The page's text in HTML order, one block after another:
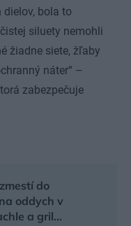
bola to
siluety nemohli
žiadne siete, žľaby
náter“ –
zabezpečuje
do
oddych v
a gril…